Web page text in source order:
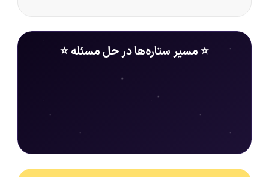
⭐ مسیر ستاره‌ها در حل مسئله ⭐